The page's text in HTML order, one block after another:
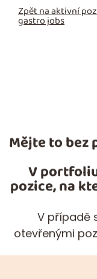
Zpět na aktivní
gastro jobs
Mějte to bez
V
pozice, na
V případě
otevřenými